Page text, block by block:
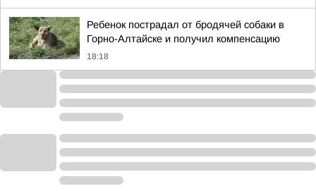
Ребенок пострадал от бродячей собаки в
Горно-Алтайске и получил компенсацию
18:18